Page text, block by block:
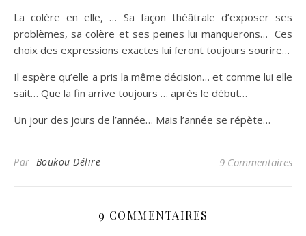
La colère en elle, … Sa façon théâtrale d’exposer ses
problèmes, sa colère et ses peines lui manquerons… Ces
choix des expressions exactes lui feront toujours sourire…
Il espère qu’elle a pris la même décision… et comme lui elle
sait… Que la fin arrive toujours … après le début…
Un jour des jours de l’année… Mais l’année se répète…
Par Boukou Délire 9 Commentaires
9 COMMENTAIRES